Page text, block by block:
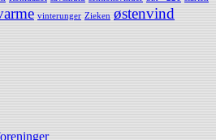
vinterunger Zieken østenvind